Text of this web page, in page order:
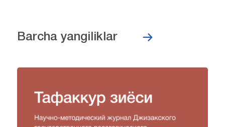
Barcha yangiliklar